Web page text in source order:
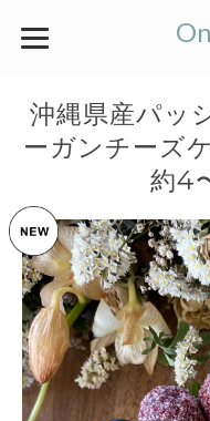
沖縄県産パッ
ーガンチーズ
約4